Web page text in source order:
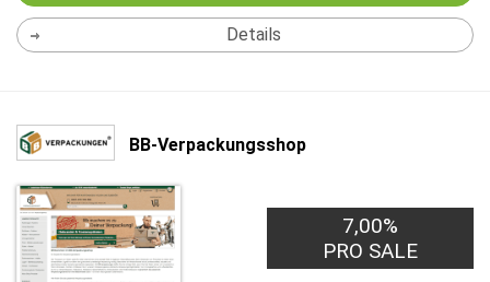
Details
BB-Verpackungsshop
7,00%
PRO SALE